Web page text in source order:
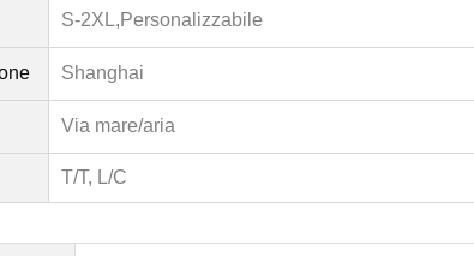
S-2XL, Personalizzabile
Shanghai
Via mare/aria
T/T, L/C